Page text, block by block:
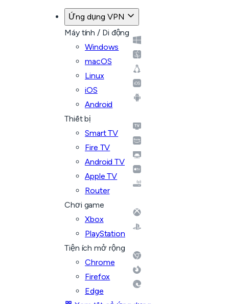
Ứng dụng VPN
Máy tính / Di động
Windows
macOS
Linux
iOS
Android
Thiết bị
Smart TV
Fire TV
Android TV
Apple TV
Router
Chơi game
Xbox
PlayStation
Tiện ích mở rộng
Chrome
Firefox
Edge